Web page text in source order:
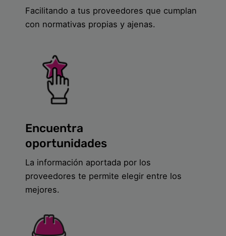
Facilitando a tus proveedores que cumplan
con normativas propias y ajenas.
Encuentra
oportunidades
La información aportada por los
proveedores te permite elegir entre los
mejores.